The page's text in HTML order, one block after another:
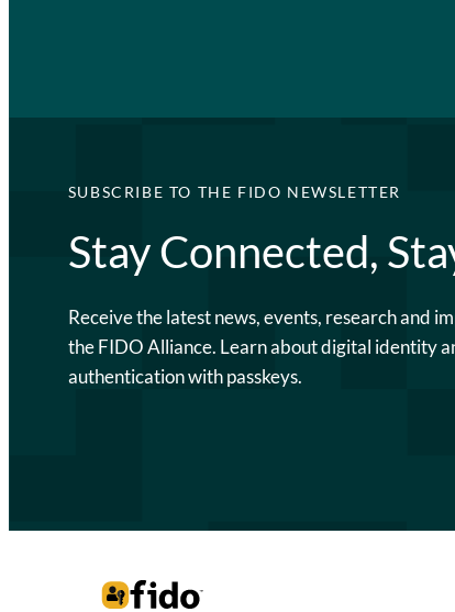
SUBSCRIBE TO THE FIDO NEWSLETTER
Stay Connected,
Receive the latest news, events, research and
the FIDO Alliance. Learn about digital identity
authentication with passkeys.